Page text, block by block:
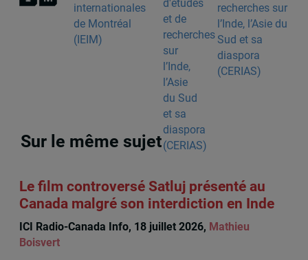
internationales
de Montréal
(IEIM)
recherches sur
l’Inde, l’Asie du
Sud et sa
diaspora
(CERIAS)
Sur le même sujet
Le film controversé Satluj présenté au
Canada malgré son interdiction en Inde
ICI Radio-Canada Info, 18 juillet 2026, Mathieu
Boisvert